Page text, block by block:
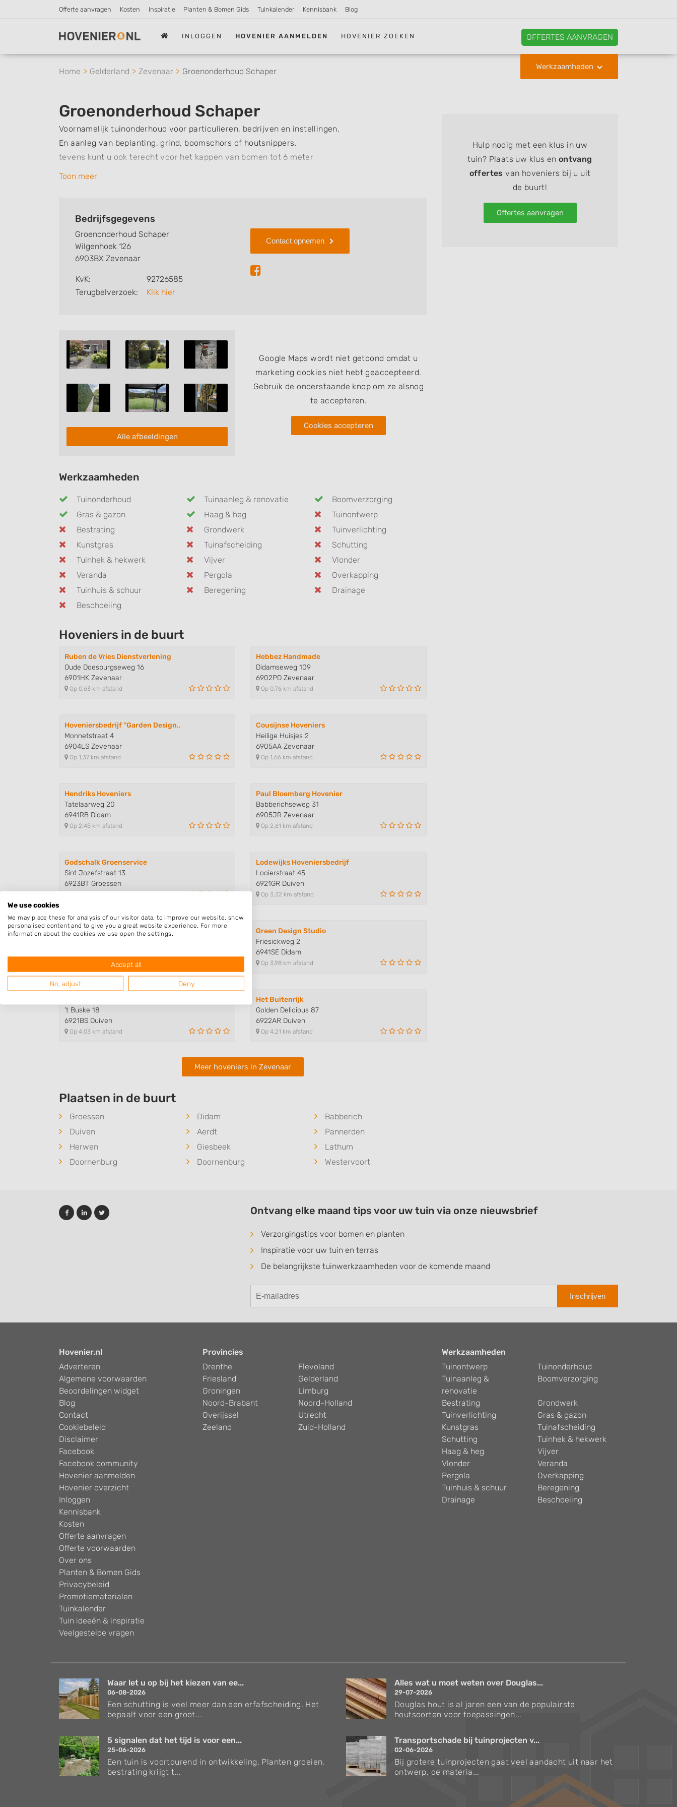
Offerte aanvragen Kosten Inspiratie Planten & Bomen Gids Tuinkalender Kennisbank Blog
INLOGGEN HOVENIER AANMELDEN HOVENIER ZOEKEN OFFERTES AANVRAGEN
Werkzaamheden
Home Gelderland Zevenaar Groenonderhoud Schaper
Groenonderhoud Schaper
Voornamelijk tuinonderhoud voor particulieren, bedrijven en instellingen.
En aanleg van beplanting, grind, boomschors of houtsnippers.
tevens kunt u ook terecht voor het kappen van bomen tot 6 meter
Toon meer
Bedrijfsgegevens
Groenonderhoud Schaper
Wilgenhoek 126
6903BX Zevenaar
KvK:
92726585
Terugbelverzoek:
Klik hier
Contact opnemen
Alle afbeeldingen
Google Maps wordt niet getoond omdat u
marketing cookies niet hebt geaccepteerd.
Gebruik de onderstaande knop om ze alsnog
te accepteren.
Cookies accepteren
Werkzaamheden
Tuinonderhoud Tuinaanleg & renovatie
Boomverzorging
Gras & gazon
Haag & heg
Tuinontwerp
Bestrating
Grondwerk
Tuinverlichting
Kunstgras
Tuinafscheiding
Schutting
Tuinhek & hekwerk
Vijver
Vlonder
Veranda
Pergola
Overkapping
Tuinhuis & schuur
Beregening
Drainage
Beschoeiing
Hoveniers in de buurt
Ruben de Vries Dienstverlening
Oude Doesburgseweg 16
6901HK Zevenaar
Op 0,63 km afstand
Hebbez Handmade
Didamseweg 109
6902PD Zevenaar
Op 0,76 km afstand
Hoveniersbedrijf "Garden Design..
Monnetstraat 4
6904LS Zevenaar
Op 1,37 km afstand
Cousijnse Hoveniers
Heilige Huisjes 2
6905AA Zevenaar
Op 1,66 km afstand
Hendriks Hoveniers
Tatelaarweg 20
6941RB Didam
Op 2,45 km afstand
Paul Bloemberg Hovenier
Babberichseweg 31
6905JR Zevenaar
Op 2,61 km afstand
Godschalk Groenservice
Sint Jozefstraat 13
6923BT Groessen
Lodewijks Hoveniersbedrijf
Looierstraat 45
6921GR Duiven
Op 3,32 km afstand
Dienstverlening De Beuk
Op 3,70 km afstand
Green Design Studio
Friesickweg 2
6941SE Didam
Op 3,98 km afstand
't Buske 18
6921BS Duiven
Op 4,03 km afstand
Het Buitenrijk
Golden Delicious 87
6922AR Duiven
Op 4,21 km afstand
Meer hoveniers in Zevenaar
Plaatsen in de buurt
Groessen Didam
Babberich
Duiven
Aerdt
Pannerden
Herwen
Giesbeek
Lathum
Doornenburg
Doornenburg Westervoort
Hulp nodig met een klus in uw
tuin? Plaats uw klus en ontvang
offertes van hoveniers bij u uit
de buurt!
Offertes aanvragen
Ontvang elke maand tips voor uw tuin via onze nieuwsbrief
Verzorgingstips voor bomen en planten
Inspiratie voor uw tuin en terras
De belangrijkste tuinwerkzaamheden voor de komende maand
Inschrijven
Hovenier.nl
Adverteren
Algemene voorwaarden
Beoordelingen widget
Blog
Contact
Cookiebeleid
Disclaimer
Facebook
Facebook community
Hovenier aanmelden
Hovenier overzicht
Inloggen
Kennisbank
Kosten
Offerte aanvragen
Offerte voorwaarden
Over ons
Planten & Bomen Gids
Privacybeleid
Promotiematerialen
Tuinkalender
Tuin ideeën & inspiratie
Veelgestelde vragen
Provincies
Drenthe
Flevoland
Friesland
Gelderland
Groningen
Limburg
Noord-Brabant
Noord-Holland
Overijssel
Utrecht
Zeeland
Zuid-Holland
Werkzaamheden
Tuinontwerp
Tuinonderhoud
Tuinaanleg &
renovatie
Boomverzorging
Bestrating
Grondwerk
Tuinverlichting
Gras & gazon
Kunstgras
Tuinafscheiding
Schutting
Tuinhek & hekwerk
Haag & heg
Vijver
Vlonder
Veranda
Pergola
Overkapping
Tuinhuis & schuur
Beregening
Drainage
Beschoeiing
Waar let u op bij het kiezen van ee...
06-08-2026
Een schutting is veel meer dan een erfafscheiding. Het
bepaalt voor een groot...
Alles wat u moet weten over Douglas...
29-07-2026
Douglas hout is al jaren een van de populairste
houtsoorten voor toepassingen...
5 signalen dat het tijd is voor een...
25-06-2026
Een tuin is voortdurend in ontwikkeling. Planten groeien,
bestrating krijgt t...
Transportschade bij tuinprojecten v...
02-06-2026
Bij grotere tuinprojecten gaat veel aandacht uit naar het
ontwerp, de materia...
Verzorgingstips voor bomen en planten
We use cookies
We may place these for analysis of our visitor data, to improve our website, show
personalised content and to give you a great website experience. For more
information about the cookies we use open the settings.
Accept all
No, adjust Deny